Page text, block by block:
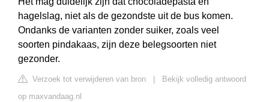
hagelslag, niet als de gezondste uit de bus komen.
Ondanks de varianten zonder suiker, zoals veel
soorten pindakaas, zijn deze belegsoorten niet
gezonder.
Verzoek tot verwijderen van bron
Bekijk volledig antwoord
op maxvandaag.nl